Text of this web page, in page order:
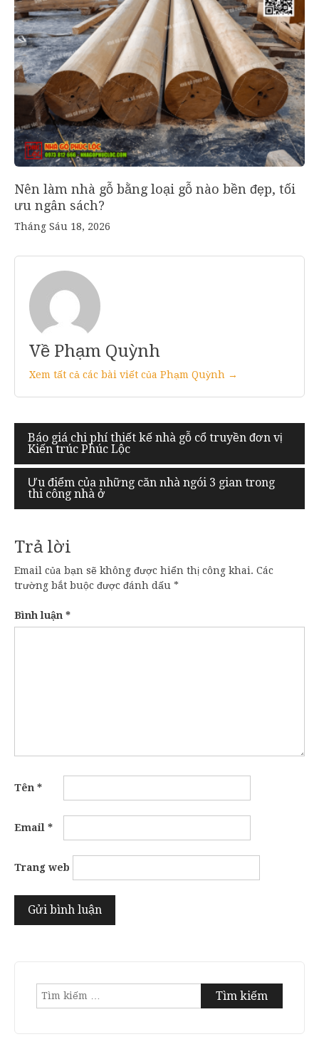
Nên làm nhà gỗ bằng loại gỗ nào bền đẹp, tối
ưu ngân sách?
Tháng Sáu 18, 2026
Về Phạm Quỳnh
Xem tất cả các bài viết của Phạm Quỳnh →
Điều
hướng
bài
viết
Báo giá chi phí thiết kế nhà gỗ cổ truyền đơn vị
Kiến trúc Phúc Lộc
Ưu điểm của những căn nhà ngói 3 gian trong
thi công nhà ở
Trả lời
Email của bạn sẽ không được hiển thị công khai. Các
trường bắt buộc được đánh dấu *
Bình luận *
Tên *
Email *
Trang web
Tìm
kiếm